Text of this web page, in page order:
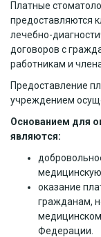
Платные
предоставляются
лечебно-
договоров с
работникам и
Предоставление
учреждением
Основанием для
являются:
медицинскую
оказание
гражданам,
Федерации.